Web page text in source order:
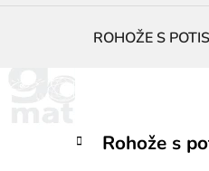
ROHOŽE S
PPřeskočit
kategorie
K
a
Rohože s